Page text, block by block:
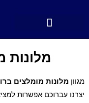
מלונות
מגוון מלונות מומלצים
יצרנו עברוכם אפשרות